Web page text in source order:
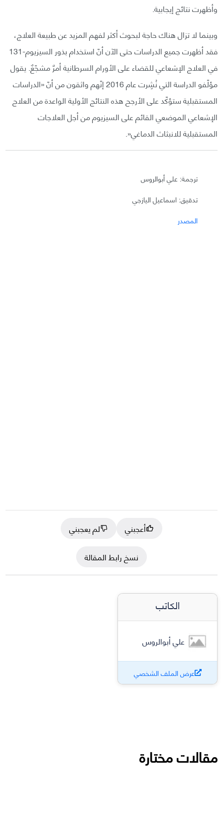
وأظهرت نتائج إيجابية.
وبينما لا تزال هناك حاجة لبحوث أكثر لفهم المزيد عن طبيعة العلاج،
فقد أظهرت جميع الدراسات حتى الآن أنّ استخدام بذور السيزيوم-131
في العلاج الإشعاعي للقضاء على الأورام السرطانية أمرٌ مشجّعٌ. يقول
مؤلّفو الدراسة التي نُشِرت عام 2016 إنّهم واثقون من أنّ «الدراسات
المستقبلية ستؤكّد على الأرجح هذه النتائج الأولية الواعدة من العلاج
الإشعاعي الموضعي القائم على السيزيوم من أجل العلاجات
المستقبلية للانبثاث الدماغي«.
ترجمة: علي أبوالروس
تدقيق: اسماعيل اليازجي
المصدر
أعجبني
لم يعجبني
نسخ رابط المقالة
الكاتب
علي أبوالروس
عرض الملف الشخصي
مقالات مختارة